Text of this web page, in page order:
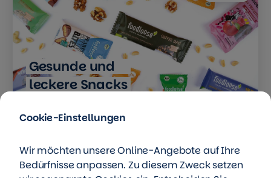
Gesunde und
leckere Snacks
12 % bei foodloose sichern
Qualität steht bei foodloose an erster
Stelle. Die Gründerinnen entwickeln alle
Cookie-Einstellungen
Wir möchten unsere Online-Angebote auf Ihre
Bedürfnisse anpassen. Zu diesem Zweck setzen